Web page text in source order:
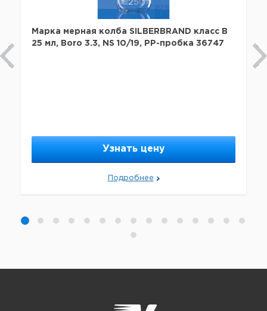
Марка мерная колба SILBERBRAND класс B
25 мл, Boro 3.3, NS 10/19, PP-пробка 36747
Узнать цену
Подробнее